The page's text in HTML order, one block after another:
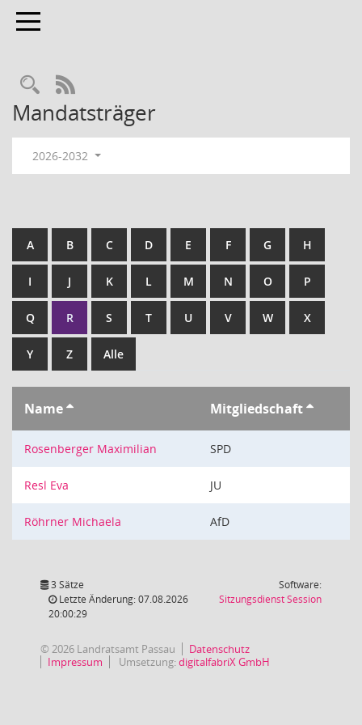
Toggle navigation
RSS-Feed
Mandatsträger
2026-2032
A B C D E F G H
I J K L M N O P
Q R S T U V W X
Y Z Alle
Name Mitgliedschaft
Rosenberger Maximilian SPD
Resl Eva JU
Röhrner Michaela AfD
3 Sätze
Letzte Änderung: 07.08.2026
20:00:29
Software:
SitzungsdienstSession(Wird in
© 2026 Landratsamt Passau
Datenschutz
Impressum
Umsetzung:digitalfabriX GmbH